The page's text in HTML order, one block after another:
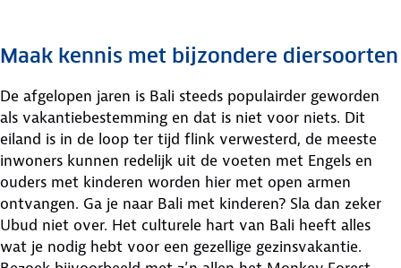
Maak kennis met bijzondere diersoorten
De afgelopen jaren is Bali steeds populairder geworden
als vakantiebestemming en dat is niet voor niets. Dit
eiland is in de loop ter tijd flink verwesterd, de meeste
inwoners kunnen redelijk uit de voeten met Engels en
ouders met kinderen worden hier met open armen
ontvangen. Ga je naar Bali met kinderen? Sla dan zeker
Ubud niet over. Het culturele hart van Bali heeft alles
wat je nodig hebt voor een gezellige gezinsvakantie.